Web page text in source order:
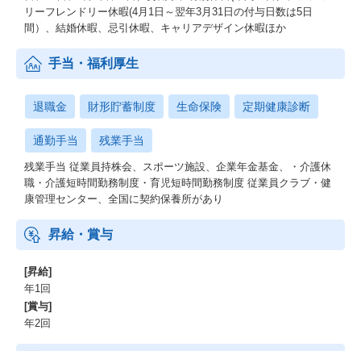
リーフレンドリー休暇(4月1日～翌年3月31日の付与日数は5日
間）、結婚休暇、忌引休暇、キャリアデザイン休暇ほか
手当・福利厚生
退職金 財形貯蓄制度 生命保険 定期健康診断
通勤手当 残業手当
残業手当 従業員持株会、スポーツ施設、企業年金基金、・介護休
職・介護短時間勤務制度・育児短時間勤務制度 従業員クラブ・健
康管理センター、全国に契約保養所があり
昇給・賞与
[昇給]
年1回
[賞与]
年2回